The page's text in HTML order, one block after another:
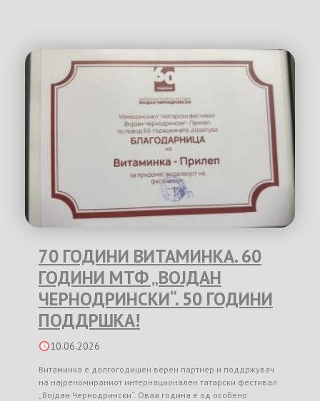
70 ГОДИНИ ВИТАМИНКА. 60
ГОДИНИ МТФ „ВОЈДАН
ЧЕРНОДРИНСКИ“. 50 ГОДИНИ
ПОДДРШКА!
10.06.2026
Витаминка е долгогодишен верен партнер и поддржувач
на најреномираниот интернационален татарски фестивал
„Војдан Чернодрински“. Оваа година е од особено